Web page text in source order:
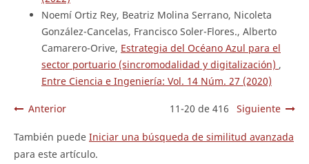
Noemí Ortiz Rey, Beatriz Molina Serrano, Nicoleta
González-Cancelas, Francisco Soler-Flores., Alberto
Camarero-Orive, Estrategia del Océano Azul para el
sector portuario (sincromodalidad y digitalización) ,
Entre Ciencia e Ingeniería: Vol. 14 Núm. 27 (2020)
Anterior 11-20 de 416 Siguiente
También puede Iniciar una búsqueda de similitud avanzada
para este artículo.